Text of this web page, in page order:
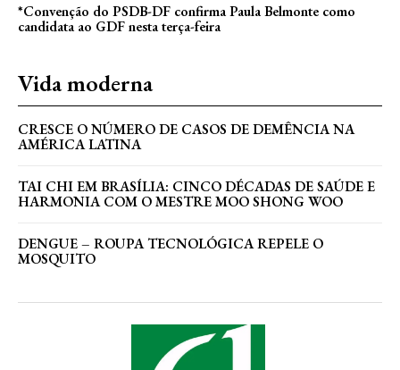
*Convenção do PSDB-DF confirma Paula Belmonte como
candidata ao GDF nesta terça-feira
Vida moderna
CRESCE O NÚMERO DE CASOS DE DEMÊNCIA NA
AMÉRICA LATINA
TAI CHI EM BRASÍLIA: CINCO DÉCADAS DE SAÚDE E
HARMONIA COM O MESTRE MOO SHONG WOO
DENGUE – ROUPA TECNOLÓGICA REPELE O
MOSQUITO